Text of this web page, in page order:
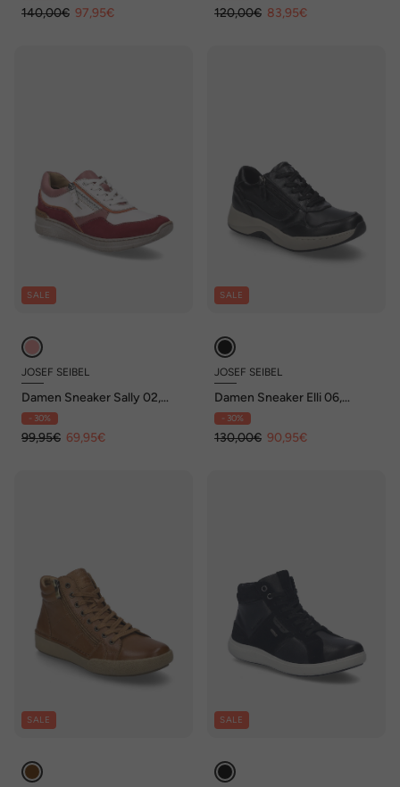
140,00€ 97,95€ 120,00€ 83,95€
SALE
JOSEF SEIBEL
Damen Sneaker Sally 02,
orchidee-multi
- 30%
99,95€ 69,95€
SALE
JOSEF SEIBEL
Damen Sneaker Elli 06,
schwarz
- 30%
130,00€ 90,95€
SALE SALE